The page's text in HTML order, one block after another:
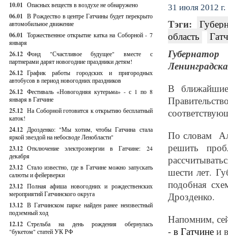
10.01 Опасных веществ в воздухе не обнаружено
06.01 В Рождество в центре Гатчины будет перекрыто
автомобильное движение
06.01 Торжественное открытие катка на Соборной - 7
января
26.12 Фонд "Счастливое будущее" вместе с
партнерами дарят новогодние праздники детям!
26.12 График работы городских и пригородных
автобусов в период новогодних праздников
26.12 Фестиваль «Новогодняя кутерьма» - с 1 по 8
января в Гатчине
25.12 На Соборной готовится к открытию бесплатный
каток!
24.12 Дрозденко: "Мы хотим, чтобы Гатчина стала
яркой звездой на небосводе Ленобласти"
23.12 Отключение электроэнергии в Гатчине: 24
декабря
23.12 Стало известно, где в Гатчине можно запускать
салюты и фейерверки
23.12 Полная афиша новогодних и рождественских
мероприятий Гатчинского округа
13.12 В Гатчинском парке найден ранее неизвестный
подземный ход
12.12 Стрельба на день рождения обернулась
"букетом" статей УК РФ
31 июля 2012 г.
Тэги:
область
В
По словам
решить
шести лет.
подобная
Дрозденко.
Напомним,
- в Гатчине и